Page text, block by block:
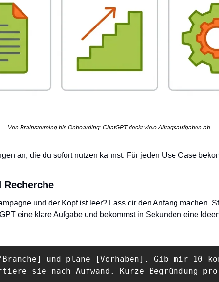
Von Brainstorming bis Onboarding: ChatGPT deckt viele Alltagsaufgaben ab.
an, die du sofort nutzen kannst. Für jeden Use Case
und der Kopf ist leer? Lass dir den Anfang machen.
eine klare Aufgabe und bekommst in Sekunden eine
und plane [Vorhaben]. Gib mir 10
sie nach Aufwand. Kurze Begründung